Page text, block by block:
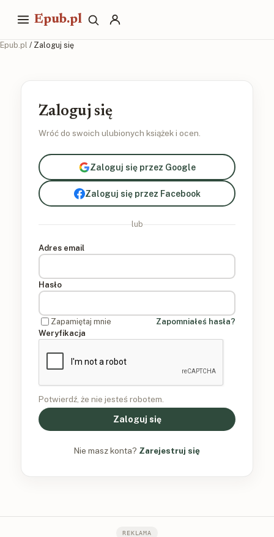
Epub.pl
Epub.pl / Zaloguj się
Zaloguj się
Wróć do swoich ulubionych książek i ocen.
Zaloguj się przez Google
Zaloguj się przez Facebook
lub
Adres email
Hasło
Zapamiętaj mnie
Zapomniałeś hasła?
Weryfikacja
Potwierdź, że nie jesteś robotem.
Zaloguj się
Nie masz konta? Zarejestruj się
REKLAMA